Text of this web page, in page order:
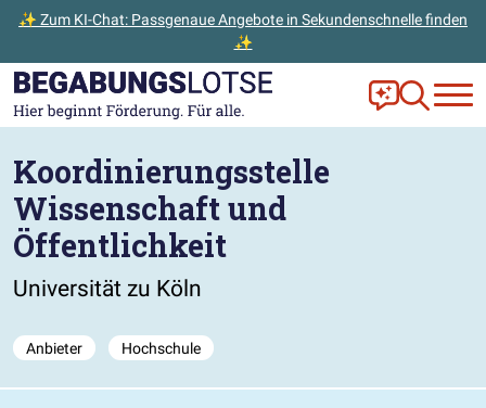
✨ Zum KI-Chat: Passgenaue Angebote in Sekundenschnelle finden
✨
Zum Hauptinhalt der Seite springen
Zur Startseite gehen Frag Ella!
Zur
Koordinierungsstelle
Wissenschaft und
Öffentlichkeit
Universität zu Köln
Anbieter Hochschule